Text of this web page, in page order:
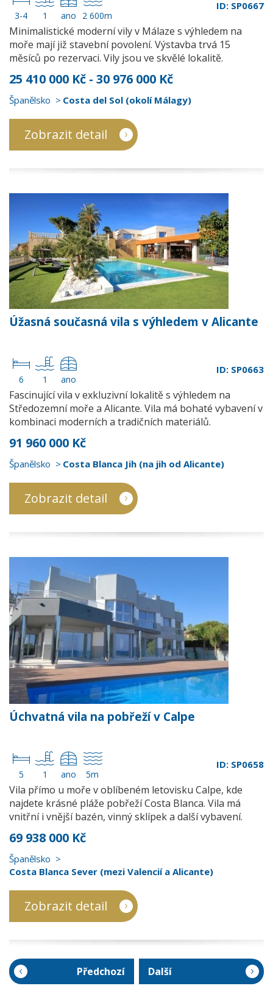
3-4 1 ano 2 600m
ID: SP0667
Minimalistické moderní vily v Málaze s výhledem na
moře mají již stavební povolení. Výstavba trvá 15
měsíců po rezervaci. Vily jsou ve skvělé lokalitě.
25 410 000 Kč - 30 976 000 Kč
Španělsko Costa del Sol (okolí Málagy)
Zobrazit detail
Úžasná současná vila s výhledem v Alicante
6 1 ano
ID: SP0663
Fascinující vila v exkluzivní lokalitě s výhledem na
Středozemní moře a Alicante. Vila má bohaté vybavení v
kombinaci moderních a tradičních materiálů.
91 960 000 Kč
Španělsko Costa Blanca Jih (na jih od Alicante)
Zobrazit detail
Úchvatná vila na pobřeží v Calpe
5 1 ano 5m
ID: SP0658
Vila přímo u moře v oblíbeném letovisku Calpe, kde
najdete krásné pláže pobřeží Costa Blanca. Vila má
vnitřní i vnější bazén, vinný sklípek a další vybavení.
69 938 000 Kč
Španělsko
Costa Blanca Sever (mezi Valencií a Alicante)
Zobrazit detail
Předchozí Další